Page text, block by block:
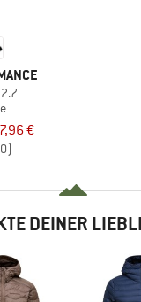
€
DEINER